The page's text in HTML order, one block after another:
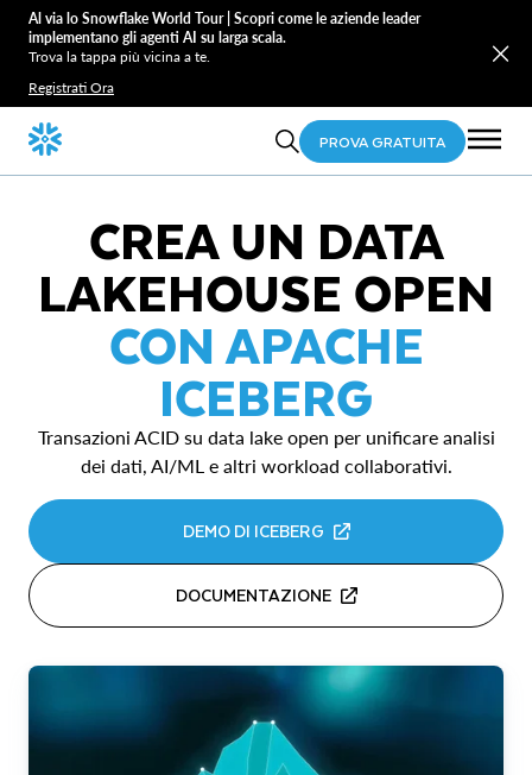
Al via lo Snowflake World Tour | Scopri come le aziende leader
implementano gli agenti AI su larga scala.
Trova la tappa più vicina a te.
Registrati Ora
PROVA GRATUITA
CREA UN DATA
LAKEHOUSE OPEN
CON APACHE
ICEBERG
Transazioni ACID su data lake open per unificare analisi
dei dati, AI/ML e altri workload collaborativi.
DEMO DI ICEBERG
DOCUMENTAZIONE